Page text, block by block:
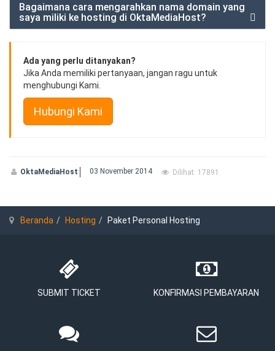
Bagaimana cara mengarahkan nama domain yang
saya miliki ke hosting di OktaMediaHost?
Ada yang perlu ditanyakan?
Jika Anda memiliki pertanyaan, jangan ragu untuk
menghubungi Kami.
Hubungi Kami
OktaMediaHost 03 November 2014 Dilihat: 17891
Beranda Hosting Paket Personal Hosting
SUBMIT TICKET KONFIRMASI PEMBAYARAN